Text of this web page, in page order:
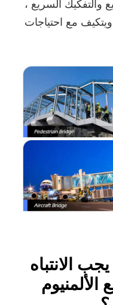
والتفكيك السريع ،
مع احتياجات
الانتباه